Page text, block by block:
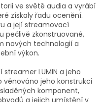
ve světě audia a vyrábí
získaly řadu ocenění.
a její streamovací
pečlivě zkonstruované,
nových technologií a
výkon.
LUMIN a jeho
věnováno jeho konstrukci
komponent,
a jejich umístění v